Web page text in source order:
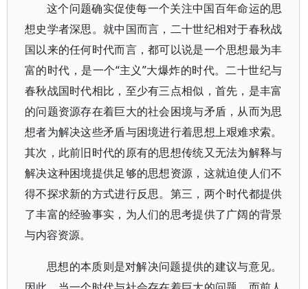
这个问题确实促使每一个关注中国百年命运的思
想史学者深思。就中国而言，二十世纪相对于春秋战
国以来的任何时代而言，都可以说是一个思想最为丰
富的时代，是一个“主义”大爆炸的时代。二十世纪与
春秋战国时代相比，至少有三点相似，首先，是丰富
的问题资源存在着巨大的社会困境与矛盾，从而为思
想者为解决这些矛盾与困境进行着思想上艰难求索。
其次，此前旧时代的原有的思想传统又无法为解释与
解决这种困境提供足够的思想资源，这就迫使人们不
得不探求新的方式进行反思。第三，两个时代都提供
了丰富的经验事实，为人们的思考提供了广阔的背景
与内容资源。
思想的本质则是对解决问题提供的建议与意见。